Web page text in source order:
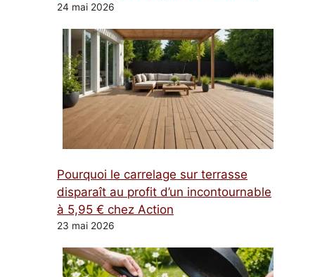
24 mai 2026
Pourquoi le carrelage sur terrasse
disparaît au profit d’un incontournable
à 5,95 € chez Action
23 mai 2026